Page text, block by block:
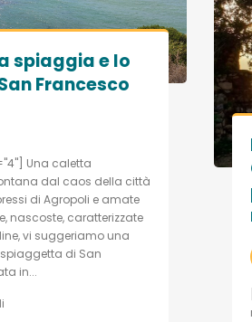
spiaggia e lo
Francesco
Una caletta
dal caos della città
di Agropoli e amate
nascoste, caratterizzate
vi suggeriamo una
di San
in...